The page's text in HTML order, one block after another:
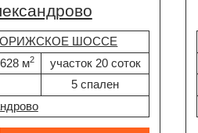
ШОССЕ
м2
участок 20 соток
5 спален